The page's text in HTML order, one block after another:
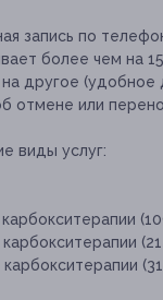
запись по
более чем на
другое (удобное
или
виды услуг: